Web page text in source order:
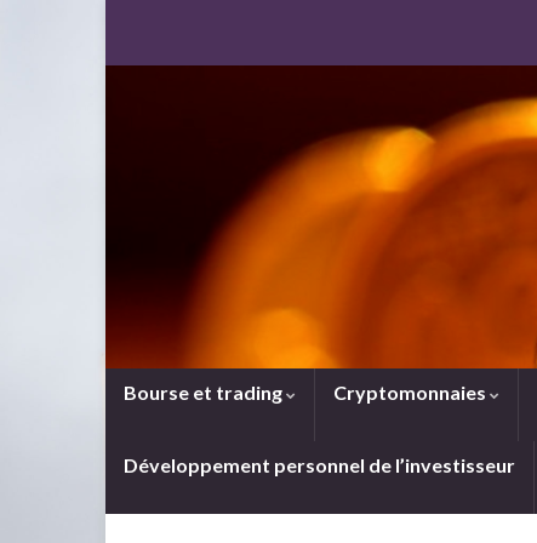
Bourse et trading Cryptomonnaies
Développement personnel de l’investisseur